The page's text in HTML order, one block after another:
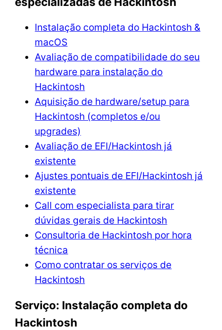
Instalação completa do Hackintosh &
macOS
Avaliação de compatibilidade do seu
hardware para instalação do
Hackintosh
Aquisição de hardware/setup para
Hackintosh (completos e/ou
upgrades)
Avaliação de EFI/Hackintosh já
existente
Ajustes pontuais de EFI/Hackintosh já
existente
Call com especialista para tirar
dúvidas gerais de Hackintosh
Consultoria de Hackintosh por hora
técnica
Como contratar os serviços de
Hackintosh
Serviço: Instalação completa do
Hackintosh